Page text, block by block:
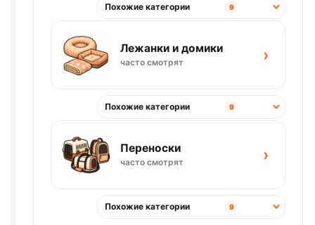
Похожие категории 9
Лежанки и домики
часто смотрят ›
Похожие категории 9
Переноски
часто смотрят ›
Похожие категории 9